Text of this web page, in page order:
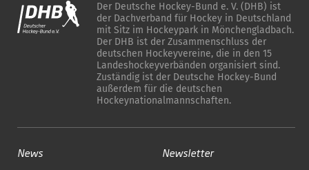
Der Deutsche Hockey-Bund e. V. (DHB) ist
der Dachverband für Hockey in Deutschland
mit Sitz im Hockeypark in Mönchengladbach.
Der DHB ist der Zusammenschluss der
deutschen Hockeyvereine, die in den 15
Landeshockeyverbänden organisiert sind.
Zuständig ist der Deutsche Hockey-Bund
außerdem für die deutschen
Hockeynationalmannschaften.
News
Newsletter